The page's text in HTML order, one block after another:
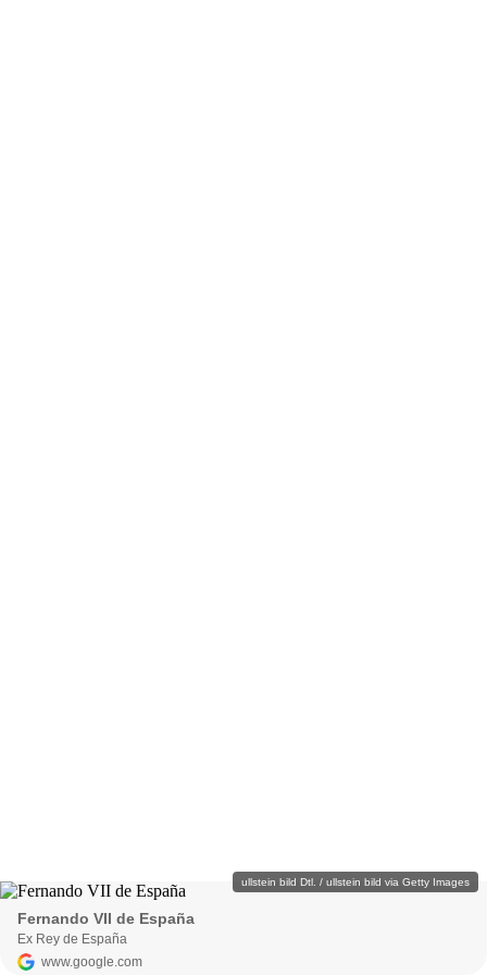
ullstein bild Dtl. / ullstein bild via Getty Images
Fernando VII de España
Ex Rey de España
www.google.com